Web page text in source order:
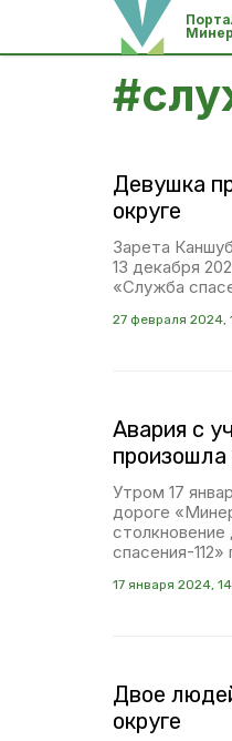
#
Девушка
округе
Зарета
13 декабря
«Служба
27 февраля 2024,
Авария с
Утром 17
дороге
спасения-
17 января 2024,
Двое
округе